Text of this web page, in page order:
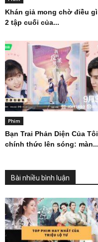
Khán giả mong chờ điều
2 tập cuối của...
Phim
Bạn Trai Phản Diện Của Tôi
chính thức lên sóng: màn...
Bài nhiều bình luận